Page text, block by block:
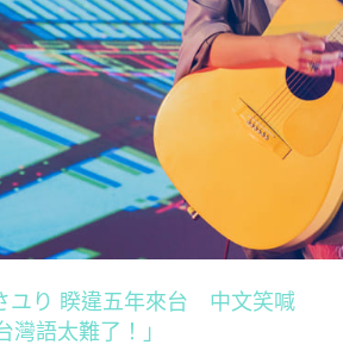
ユり 睽違五年來台 中文笑喊
灣語太難了！」